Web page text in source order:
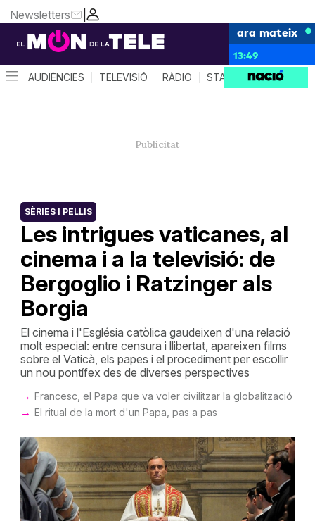
|
Newsletters
ara mateix
13:49
AUDIÈNCIES TELEVISIÓ RÀDIO STAR SYSTEM
Les intrigues vaticanes, al
cinema i a la televisió: de
Bergoglio i Ratzinger als
Borgia
SÈRIES I PEL·LIS
El cinema i l'Església catòlica gaudeixen d'una relació
molt especial: entre censura i llibertat, apareixen films
sobre el Vaticà, els papes i el procediment per escollir
un nou pontífex des de diverses perspectives
Francesc, el Papa que va voler civilitzar la globalització
El ritual de la mort d'un Papa, pas a pas